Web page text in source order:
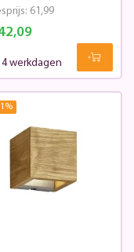
61,99
4 werkdagen
%